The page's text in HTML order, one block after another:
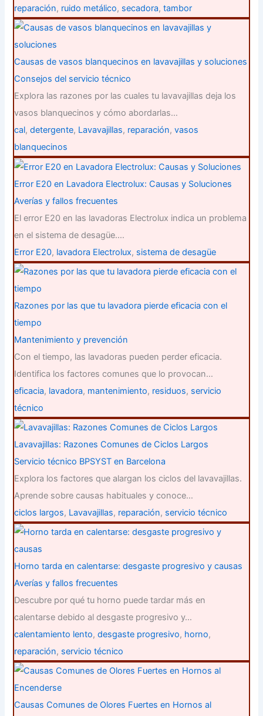
reparación, ruido metálico, secadora,tambor
Causas de vasos blanquecinos en lavavajillas y soluciones
Consejos del servicio técnico
Explora las razones por las cuales tu lavavajillas deja los
vasos blanquecinos y cómo abordarlas…
cal,detergente, Lavavajillas, reparación,vasos
blanquecinos
Error E20 en Lavadora Electrolux: Causas y Soluciones
Averías y fallos frecuentes
El error E20 en las lavadoras Electrolux indica un problema
en el sistema de desagüe.…
Error E20, lavadora Electrolux, sistema de desagüe
Razones por las que tu lavadora pierde eficacia con el
tiempo
Mantenimiento y prevención
Con el tiempo, las lavadoras pueden perder eficacia.
Identifica los factores comunes que lo provocan…
eficacia, lavadora, mantenimiento, residuos, servicio
técnico
Lavavajillas: Razones Comunes de Ciclos Largos
Servicio técnico BPSYST en Barcelona
Explora los factores que alargan los ciclos del lavavajillas.
Aprende sobre causas habituales y conoce…
ciclos largos, Lavavajillas, reparación, servicio técnico
Horno tarda en calentarse: desgaste progresivo y causas
Averías y fallos frecuentes
Descubre por qué tu horno puede tardar más en
calentarse debido al desgaste progresivo y…
calentamiento lento,desgaste progresivo, horno,
reparación, servicio técnico
Causas Comunes de Olores Fuertes en Hornos al